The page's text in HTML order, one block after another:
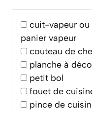
cuit-vapeur ou
panier vapeur
couteau de
planche à
petit bol
fouet de
pince de